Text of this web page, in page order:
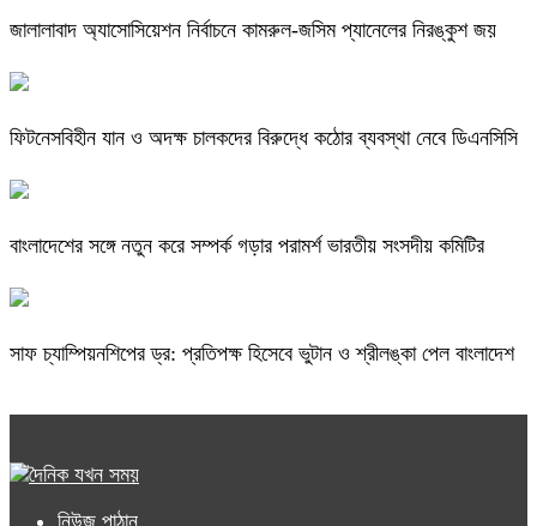
জালালাবাদ অ্যাসোসিয়েশন নির্বাচনে কামরুল-জসিম প্যানেলের নিরঙ্কুশ জয়
ফিটনেসবিহীন যান ও অদক্ষ চালকদের বিরুদ্ধে কঠোর ব্যবস্থা নেবে ডিএনসিসি
বাংলাদেশের সঙ্গে নতুন করে সম্পর্ক গড়ার পরামর্শ ভারতীয় সংসদীয় কমিটির
সাফ চ্যাম্পিয়নশিপের ড্র: প্রতিপক্ষ হিসেবে ভুটান ও শ্রীলঙ্কা পেল বাংলাদেশ
নিউজ পাঠান